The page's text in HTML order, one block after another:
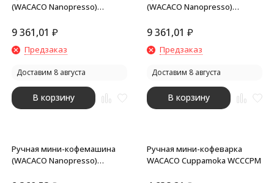
(WACACO Nanopresso)
кофемашина цв. Moss Green)
9 361,01 ₽
Предзаказ
Доставим 8 августа
В корзину
(WACACO Nanopresso)
кофемашина цв. Lava Red)
9 361,01 ₽
Предзаказ
Доставим 8 августа
В корзину
Ручная мини-кофемашина
(WACACO Nanopresso)
Ручная мини-кофеварка
WACACO Cuppamoka WCCCPM